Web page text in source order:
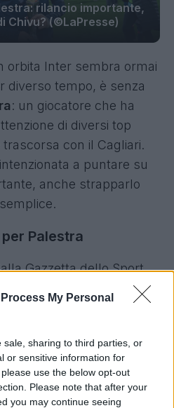
My Personal
sale, sharing to third parties, or
or sensitive information for
use the below opt-out
Please note that after your
you may continue seeing
rilancio importante,
Chivu? (©LaPresse)
orbita Inter sembra ormai
diverso tempo, è senza
: un giocatore che ha
di diversi top
con il Cagliari.
a puntare su
anche strapparlo
Palestra
Gazzetta dello Sport,
dalla Dea
: una proposta
Serve di più.
rosea - nei prossimi
all'Atalanta una